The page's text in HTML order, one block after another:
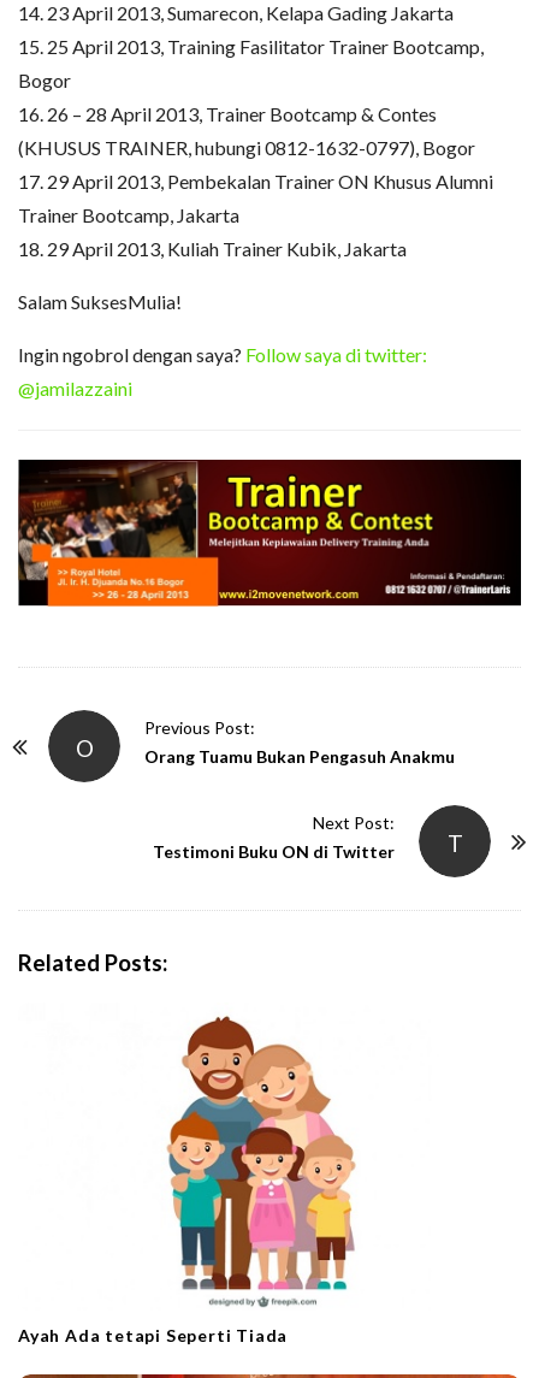
14. 23 April 2013, Sumarecon, Kelapa Gading Jakarta
15. 25 April 2013, Training Fasilitator Trainer Bootcamp,
Bogor
16. 26 – 28 April 2013, Trainer Bootcamp & Contes
(KHUSUS TRAINER, hubungi 0812-1632-0797), Bogor
17. 29 April 2013, Pembekalan Trainer ON Khusus Alumni
Trainer Bootcamp, Jakarta
18. 29 April 2013, Kuliah Trainer Kubik, Jakarta
Salam SuksesMulia!
Ingin ngobrol dengan saya? Follow saya di twitter:
@jamilazzaini
O
Previous Post:
Orang Tuamu Bukan Pengasuh Anakmu
T
Next Post:
Testimoni Buku ON di Twitter
Related Posts:
Ayah Ada tetapi Seperti Tiada